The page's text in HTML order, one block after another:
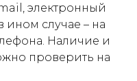
электронный
ином случае – на
Наличие и
проверить на